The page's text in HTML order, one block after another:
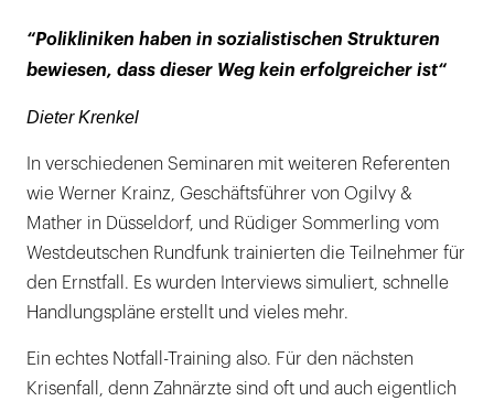
“Polikliniken haben in sozialistischen Strukturen
bewiesen, dass dieser Weg kein erfolgreicher ist“
Dieter Krenkel
In verschiedenen Seminaren mit weiteren Referenten
wie Werner Krainz, Geschäftsführer von Ogilvy &
Mather in Düsseldorf, und Rüdiger Sommerling vom
Westdeutschen Rundfunk trainierten die Teilnehmer für
den Ernstfall. Es wurden Interviews simuliert, schnelle
Handlungspläne erstellt und vieles mehr.
Ein echtes Notfall-Training also. Für den nächsten
Krisenfall, denn Zahnärzte sind oft und auch eigentlich